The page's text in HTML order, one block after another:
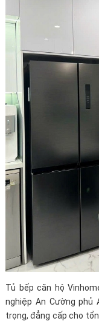
Tủ bếp căn hộ
nghiệp An Cường
trọng, đẳng cấp cho